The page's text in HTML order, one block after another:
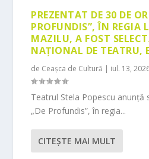
PREZENTAT DE 30 DE
PROFUNDIS”, ÎN REGIA
MAZILU, A FOST
NAȚIONAL DE TEATRU,
de Ceașca de Cultură | iul. 13,
Teatrul Stela Popescu anunță
„De Profundis”, în regia...
CITEŞTE MAI MULT